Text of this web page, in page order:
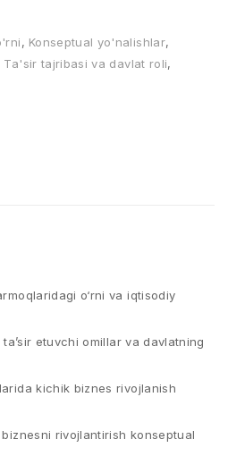
, Konseptual yo'nalishlar,
Ta'sir tajribasi va davlat roli,
o‘rni va iqtisodiy
etuvchi omillar va davlatning
kichik biznes rivojlanish
rivojlantirish konseptual